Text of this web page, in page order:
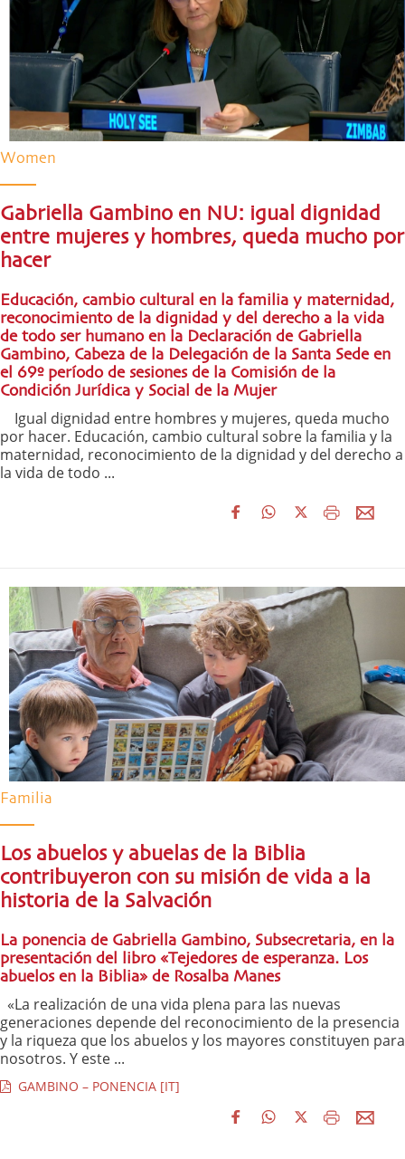
Women
Gabriella Gambino en NU: igual dignidad
entre mujeres y hombres, queda mucho por
hacer
Educación, cambio cultural en la familia y maternidad,
reconocimiento de la dignidad y del derecho a la vida
de todo ser humano en la Declaración de Gabriella
Gambino, Cabeza de la Delegación de la Santa Sede en
el 69º período de sesiones de la Comisión de la
Condición Jurídica y Social de la Mujer
Igual dignidad entre hombres y mujeres, queda mucho
por hacer. Educación, cambio cultural sobre la familia y la
maternidad, reconocimiento de la dignidad y del derecho a
la vida de todo ...
Familia
Los abuelos y abuelas de la Biblia
contribuyeron con su misión de vida a la
historia de la Salvación
La ponencia de Gabriella Gambino, Subsecretaria, en la
presentación del libro «Tejedores de esperanza. Los
abuelos en la Biblia» de Rosalba Manes
«La realización de una vida plena para las nuevas
generaciones depende del reconocimiento de la presencia
y la riqueza que los abuelos y los mayores constituyen para
nosotros. Y este ...
GAMBINO – PONENCIA [IT]